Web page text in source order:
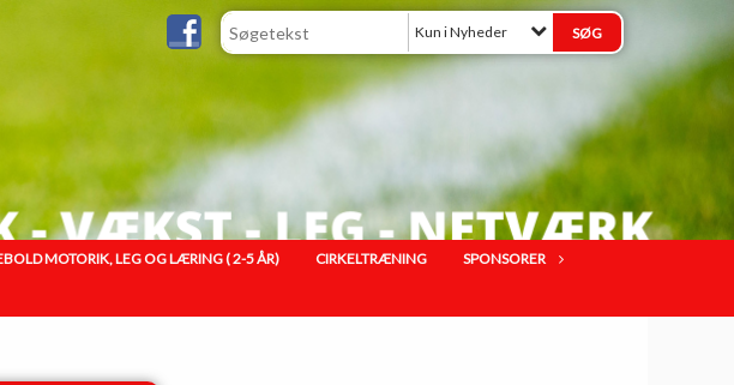
Kun i Nyheder
MOTORIK, LEG OG LÆRING ( 2-5 ÅR) CIRKELTRÆNING SPONSORER